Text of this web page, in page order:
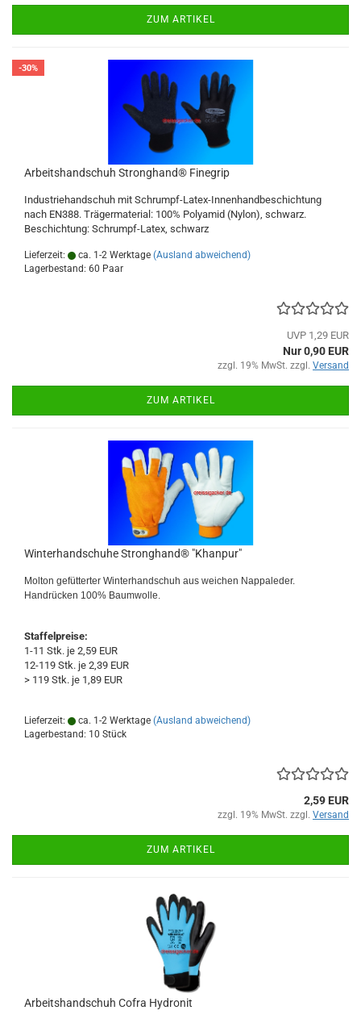
ZUM ARTIKEL
-30%
Arbeitshandschuh Stronghand® Finegrip
Industriehandschuh mit Schrumpf-Latex-Innenhandbeschichtung
nach EN388. Trägermaterial: 100% Polyamid (Nylon), schwarz.
Beschichtung: Schrumpf-Latex, schwarz
Lieferzeit: ca. 1-2 Werktage (Ausland abweichend)
Lagerbestand: 60 Paar
UVP 1,29 EUR
Nur 0,90 EUR
zzgl. 19% MwSt. zzgl. Versand
ZUM ARTIKEL
Winterhandschuhe Stronghand® "Khanpur"
Molton gefütterter Winterhandschuh aus weichen Nappaleder.
Handrücken 100% Baumwolle.
Staffelpreise:
1-11 Stk. je 2,59 EUR
12-119 Stk. je 2,39 EUR
> 119 Stk. je 1,89 EUR
Lieferzeit: ca. 1-2 Werktage (Ausland abweichend)
Lagerbestand: 10 Stück
2,59 EUR
zzgl. 19% MwSt. zzgl. Versand
ZUM ARTIKEL
Arbeitshandschuh Cofra Hydronit